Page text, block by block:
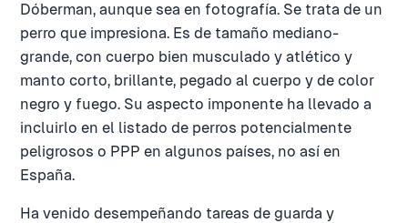
Dóberman, aunque sea en fotografía. Se trata de un
perro que impresiona. Es de tamaño mediano-
grande, con cuerpo bien musculado y atlético y
manto corto, brillante, pegado al cuerpo y de color
negro y fuego. Su aspecto imponente ha llevado a
incluirlo en el listado de perros potencialmente
peligrosos o PPP en algunos países, no así en
España.
Ha venido desempeñando tareas de guarda y